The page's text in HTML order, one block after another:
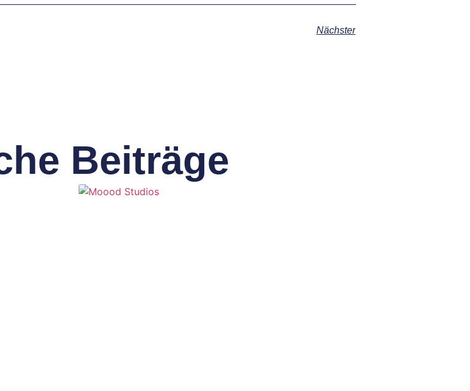
Nächster
Beiträge